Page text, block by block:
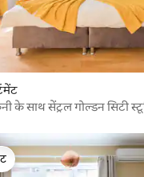
के साथ सेंट्रल गोल्डन सिटी